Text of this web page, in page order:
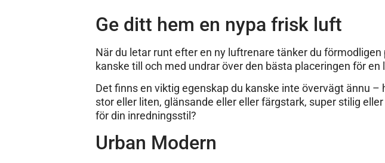
Ge ditt hem en nypa frisk luft
När du letar runt efter en ny luftrenare tänker du
kanske till och med undrar över den bästa placeringen för
Det finns en viktig egenskap du kanske inte övervägt ännu
stor eller liten, glänsande eller eller färgstark, super stilig
för din inredningsstil?
Urban Modern